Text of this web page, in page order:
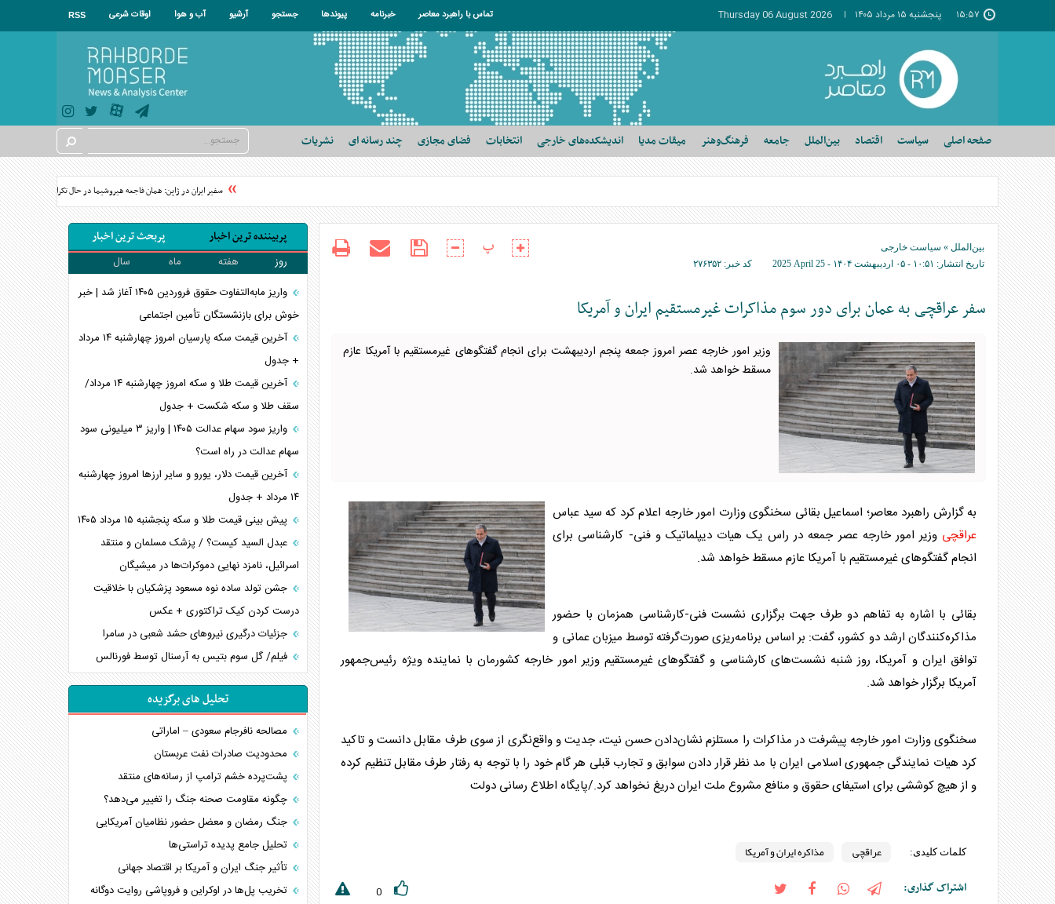
۱۵:۵۷ پنجشنبه ۱۵ مرداد ۱۴۰۵ Thursday 06 August 2026 تماس با راهبرد معاصر خبرنامه پیوندها جستجو آرشیو آب و هوا اوقات شرعی RSS
صفحه اصلی سیاست اقتصاد بین‌الملل جامعه فرهنگ‌وهنر میقات مدیا اندیشکده‌های خارجی انتخابات فضای مجازی چند رسانه ای نشریات
سفیر ایران در ژاپن: همان فاجعه هیروشیما در حال تکرار است
بین‌الملل » سیاست خارجی
تاریخ انتشار: ۱۰:۵۱ - ۰۵ ارديبهشت ۱۴۰۴ - 2025 April 25 کد خبر: ۲۷۶۳۵۲
پ
سفر عراقچی به عمان برای دور سوم مذاکرات غیرمستقیم ایران و آمریکا
وزیر امور خارجه عصر امروز جمعه پنجم اردیبهشت برای انجام گفتگوهای غیرمستقیم با آمریکا عازم
مسقط خواهد شد.
به گزارش راهبرد معاصر؛ اسماعیل بقائی سخنگوی وزارت امور خارجه اعلام کرد که سید عباس
عراقچی وزیر امور خارجه عصر جمعه در راس یک هیات دیپلماتیک و فنی- کارشناسی برای
انجام گفتگوهای غیرمستقیم با آمریکا عازم مسقط خواهد شد.
بقائی با اشاره به تفاهم دو طرف جهت برگزاری نشست فنی-کارشناسی همزمان با حضور
مذاکره‌کنندگان ارشد دو کشور، گفت: بر اساس برنامه‌ریزی صورت‌گرفته توسط میزبان عمانی و
توافق ایران و آمریکا، روز شنبه نشست‌های کارشناسی و گفتگوهای غیرمستقیم وزیر امور خارجه کشورمان با نماینده ویژه رئیس‌جمهور
آمریکا برگزار خواهد شد.
سخنگوی وزارت امور خارجه پیشرفت در مذاکرات را مستلزم نشان‌دادن حسن نیت، جدیت و واقع‌نگری از سوی طرف مقابل دانست و تاکید
کرد هیات نمایندگی جمهوری اسلامی ایران با مد نظر قرار دادن سوابق و تجارب قبلی هر گام خود را با توجه به رفتار طرف مقابل تنظیم کرده
و از هیچ کوششی برای استیفای حقوق و منافع مشروع ملت ایران دریغ نخواهد کرد./پایگاه اطلاع رسانی دولت
کلمات کلیدی: عراقچی مذاکره ایران و آمریکا
اشتراک گذاری: 0
پربیننده ترین اخبار پربحث ترین اخبار
روز هفته ماه
سال
واریز مابه‌التفاوت حقوق فروردین ۱۴۰۵ آغاز شد | خبر
خوش برای بازنشستگان تأمین اجتماعی
آخرین قیمت سکه پارسیان امروز چهارشنبه ۱۴ مرداد
+ جدول
آخرین قیمت طلا و سکه امروز چهارشنبه ۱۴ مرداد/
سقف طلا و سکه شکست + جدول
واریز سود سهام عدالت ۱۴۰۵ | واریز ۳ میلیونی سود
سهام عدالت در راه است؟
آخرین قیمت دلار، یورو و سایر ارز‌ها امروز چهارشنبه
۱۴ مرداد + جدول
پیش بینی قیمت طلا و سکه پنجشنبه ۱۵ مرداد ۱۴۰۵
عبدل السید کیست؟ / پزشک مسلمان و منتقد
اسرائیل، نامزد نهایی دموکرات‌ها در میشیگان
جشن تولد ساده نوه مسعود پزشکیان با خلاقیت
درست کردن کیک تراکتوری + عکس
جزئیات درگیری نیرو‌های حشد شعبی در سامرا
فیلم/ گل سوم بتیس به آرسنال توسط فورنالس
تحلیل های برگزیده
مصالحه نافرجام سعودی – اماراتی
محدودیت صادرات نفت عربستان
پشت‌پرده خشم ترامپ از رسانه‌های منتقد
چگونه مقاومت صحنه جنگ را تغییر می‌دهد؟
جنگ رمضان و معضل حضور نظامیان آمریکایی
تحلیل جامع پدیده تراستی‌ها
تأثیر جنگ ایران و آمریکا بر اقتصاد جهانی
تخریب پل‌ها در اوکراین و فروپاشی روایت دوگانه